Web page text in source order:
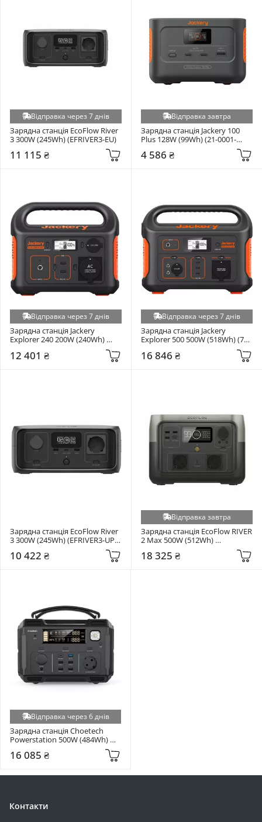
Відправка через 7 днів
Зарядна станція EcoFlow River
3 300W (245Wh) (EFRIVER3-EU)
11 115 ₴
Відправка завтра
Зарядна станція Jackery 100
Plus 128W (99Wh) (21-0001-
4 586 ₴
Відправка через 7 днів
Зарядна станція Jackery
Explorer 240 200W (240Wh)
12 401 ₴
Відправка через 7 днів
Зарядна станція Jackery
Explorer 500 500W (518Wh) (70-
16 846 ₴
Зарядна станція EcoFlow River
3 300W (245Wh) (EFRIVER3-UPS-
10 422 ₴
Відправка завтра
Зарядна станція EcoFlow RIVER
2 Max 500W (512Wh)
18 325 ₴
Відправка через 6 днів
Зарядна станція Choetech
Powerstation 500W (484Wh)
16 085 ₴
Контакти